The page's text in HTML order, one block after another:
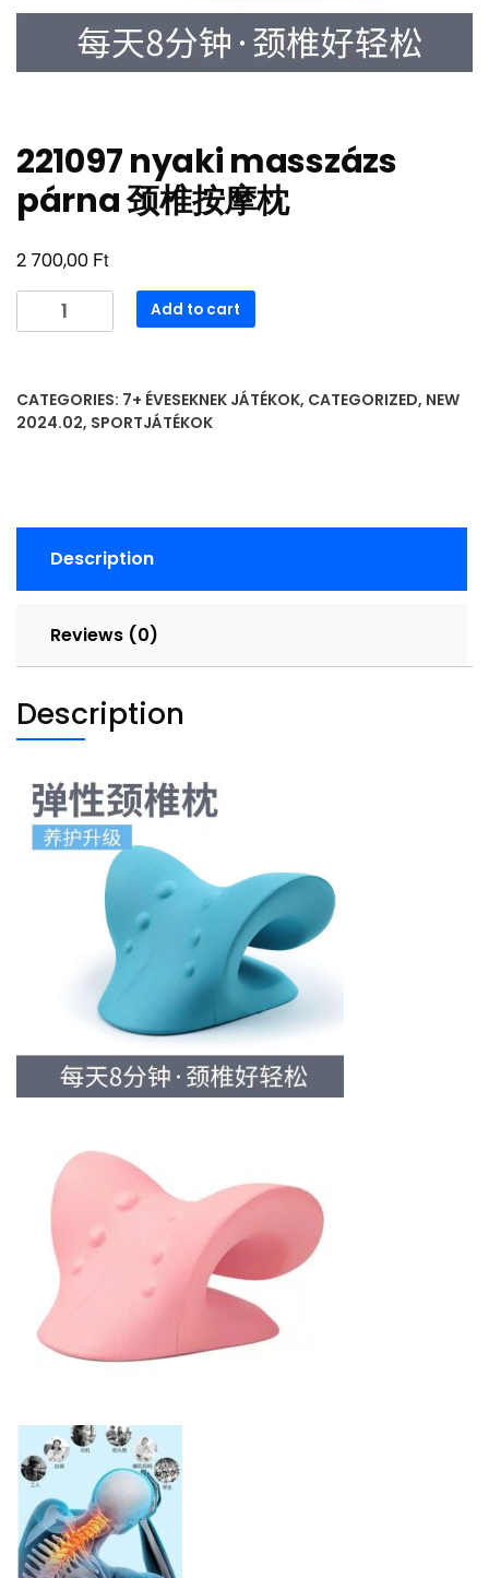
221097 nyaki masszázs
párna 颈椎按摩枕
2 700,00 Ft
221097
nyaki
颈
椎
Add to cart
CATEGORIES: 7+ ÉVESEKNEK JÁTÉKOK, CATEGORIZED, NEW
2024.02, SPORTJÁTÉKOK
Description
Reviews (0)
Description